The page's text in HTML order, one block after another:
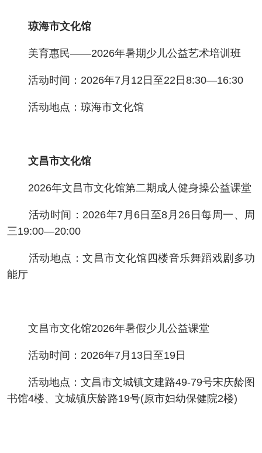
琼海市文化馆
美育惠民——2026年暑期少儿公益艺术培训班
活动时间：2026年7月12日至22日8:30—16:30
活动地点：琼海市文化馆
文昌市文化馆
2026年文昌市文化馆第二期成人健身操公益课堂
活动时间：2026年7月6日至8月26日每周一、周
三19:00—20:00
活动地点：文昌市文化馆四楼音乐舞蹈戏剧多功
能厅
文昌市文化馆2026年暑假少儿公益课堂
活动时间：2026年7月13日至19日
活动地点：文昌市文城镇文建路49-79号宋庆龄图
书馆4楼、文城镇庆龄路19号(原市妇幼保健院2楼)